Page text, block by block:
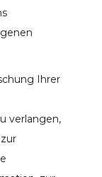
Ihrer
verlangen,